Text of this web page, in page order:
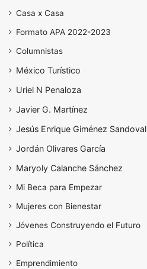
Casa x Casa
Formato APA 2022-2023
Columnistas
México Turístico
Uriel N Penaloza
Javier G. Martínez
Jesús Enrique Giménez Sandoval
Jordán Olivares García
Maryoly Calanche Sánchez
Mi Beca para Empezar
Mujeres con Bienestar
Jóvenes Construyendo el Futuro
Política
Emprendimiento